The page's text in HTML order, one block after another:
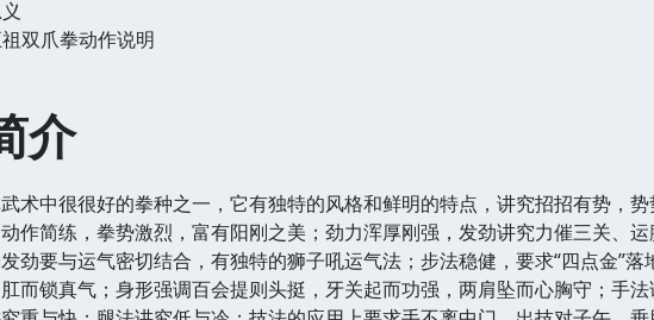
双爪拳动作说明
介
术中很很好的拳种之一，它有独特的风格和鲜明的特点，讲究招招有势，
作简练，拳势激烈，富有阳刚之美；劲力浑厚刚强，发劲讲究力催三关、
劲要与运气密切结合，有独特的狮子吼运气法；步法稳健，要求“四点金”落
而锁真气；身形强调百会提则头挺，牙关起而功强，两肩坠而心胸守；手法